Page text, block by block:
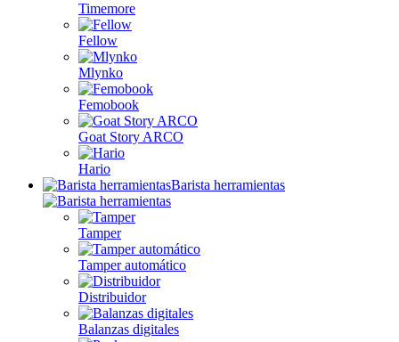
Timemore
Fellow
Mlynko
Femobook
Goat Story ARCO
Hario
Barista herramientas
Tamper
Tamper automático
Distribuidor
Balanzas digitales